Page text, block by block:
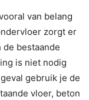
van belang
zorgt er
bestaande
is niet nodig
gebruik je de
vloer, beton